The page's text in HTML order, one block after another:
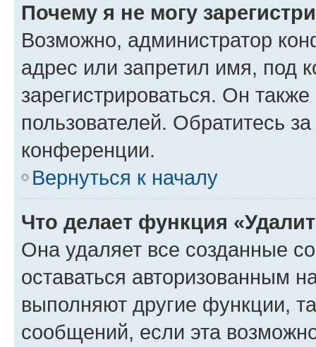
Почему я не могу
Возможно, администратор
адрес или запретил имя, под
зарегистрироваться. Он
пользователей. Обратитесь
конференции.
Вернуться к началу
Что делает функция
Она удаляет все созданные
оставаться авторизованным
выполняют другие функции,
сообщений, если эта